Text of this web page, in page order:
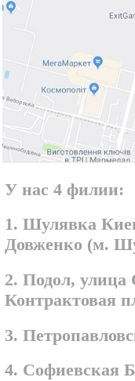
У нас 4 филии:
1. Шулявка
Довженко (м.
2. Подол,
Контрактовая
3.
4. Софиевская